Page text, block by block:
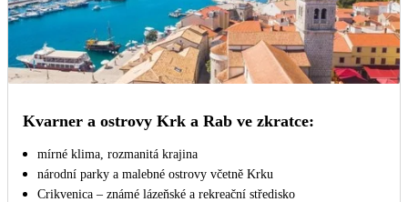
Kvarner a ostrovy Krk a Rab ve zkratce:
mírné klima, rozmanitá krajina
národní parky a malebné ostrovy včetně Krku
Crikvenica – známé lázeňské a rekreační středisko